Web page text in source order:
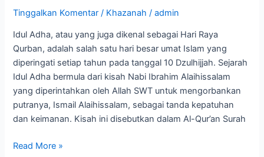
Tinggalkan Komentar / Khazanah /admin
Idul Adha, atau yang juga dikenal sebagai Hari Raya
Qurban, adalah salah satu hari besar umat Islam yang
diperingati setiap tahun pada tanggal 10 Dzulhijjah. Sejarah
Idul Adha bermula dari kisah Nabi Ibrahim Alaihissalam
yang diperintahkan oleh Allah SWT untuk mengorbankan
putranya, Ismail Alaihissalam, sebagai tanda kepatuhan
dan keimanan. Kisah ini disebutkan dalam Al-Qur’an Surah
Read More »